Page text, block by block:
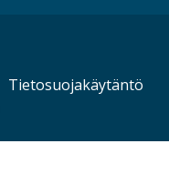
Tietosuojakäytäntö